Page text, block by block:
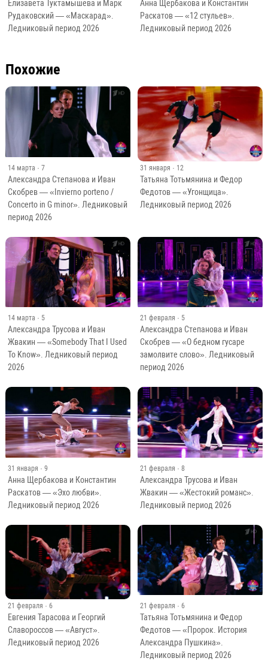
Елизавета Туктамышева и Марк
Рудаковский — «Маскарад».
Ледниковый период 2026
Анна Щербакова и Константин
Раскатов — «12 стульев».
Ледниковый период 2026
Похожие
14 марта · 7
Александра Степанова и Иван
Скобрев — «Invierno porteno /
Concerto in G minor». Ледниковый
период 2026
31 января · 12
Татьяна Тотьмянина и Федор
Федотов — «Угонщица».
Ледниковый период 2026
14 марта · 5
Александра Трусова и Иван
Жвакин — «Somebody That I Used
To Know». Ледниковый период
2026
21 февраля · 5
Александра Степанова и Иван
Скобрев — «О бедном гусаре
замолвите слово». Ледниковый
период 2026
31 января · 9
Анна Щербакова и Константин
Раскатов — «Эхо любви».
Ледниковый период 2026
21 февраля · 8
Александра Трусова и Иван
Жвакин — «Жестокий романс».
Ледниковый период 2026
21 февраля · 6
Евгения Тарасова и Георгий
Славороссов — «Август».
Ледниковый период 2026
21 февраля · 6
Татьяна Тотьмянина и Федор
Федотов — «Пророк. История
Александра Пушкина».
Ледниковый период 2026